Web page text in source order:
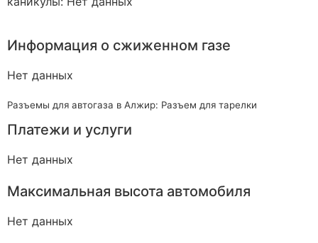
Информация о сжиженном газе
Нет данных
Разъемы для автогаза в Алжир: Разъем для тарелки
Платежи и услуги
Нет данных
Максимальная высота автомобиля
Нет данных